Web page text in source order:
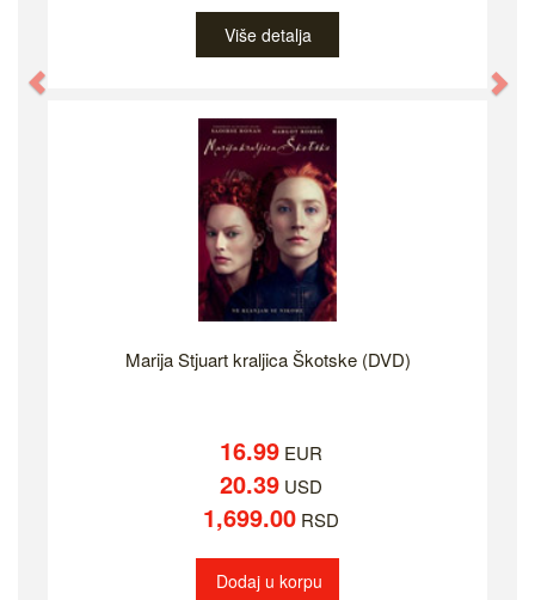
Više detalja
Marija Stjuart kraljica Škotske (DVD)
16.99EUR
20.39USD
1,699.00RSD
Dodaj u korpu